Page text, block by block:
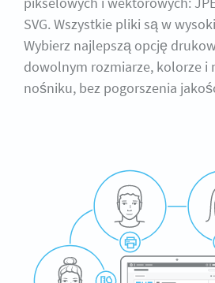
SVG. Wszystkie pliki są w
Wybierz najlepszą opcję
dowolnym rozmiarze, kolorze i
nośniku, bez pogorszenia